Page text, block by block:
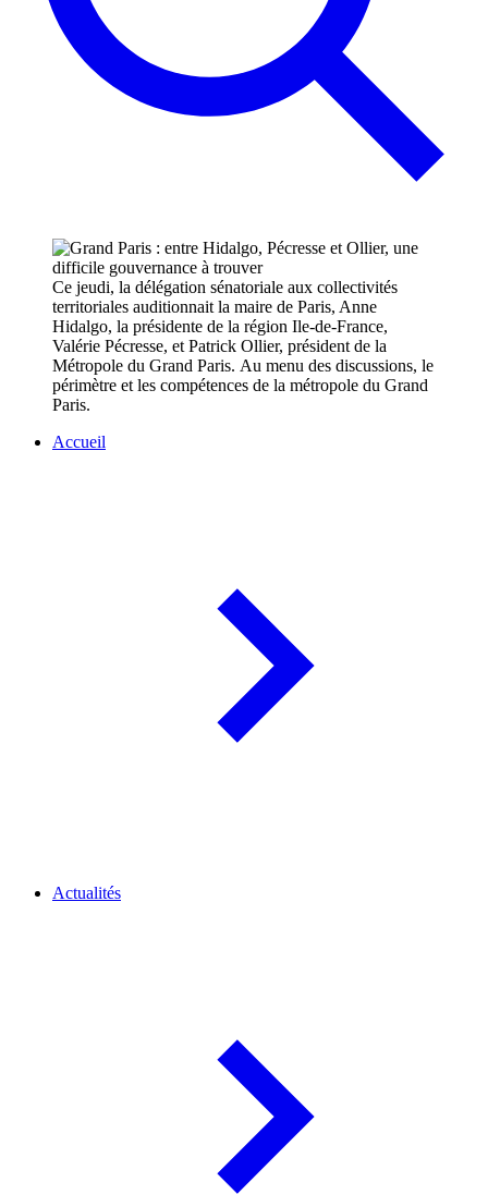
Ce jeudi, la délégation sénatoriale aux collectivités
territoriales auditionnait la maire de Paris, Anne
Hidalgo, la présidente de la région Ile-de-France,
Valérie Pécresse, et Patrick Ollier, président de la
Métropole du Grand Paris. Au menu des discussions, le
périmètre et les compétences de la métropole du Grand
Paris.
Accueil
Actualités